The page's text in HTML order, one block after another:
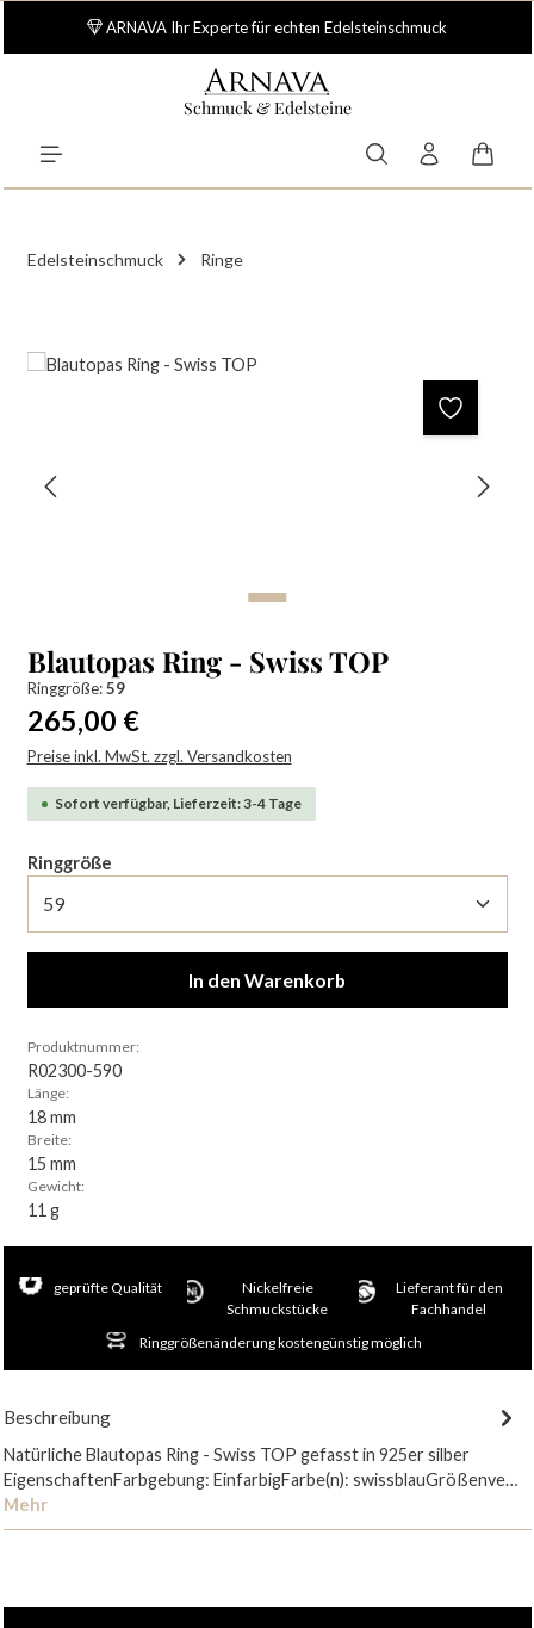
Zum Hauptinhalt springen
ARNAVA Ihr Experte für echten Edelsteinschmuck
Schmuck & Edelsteine
Edelsteinschmuck Ringe
Bildergalerie überspringen
Blautopas Ring - Swiss TOP
Ringgröße:59
Regulärer Preis:
265,00 €
Preise inkl. MwSt. zzgl. Versandkosten
Sofort verfügbar, Lieferzeit: 3-4 Tage
Ringgrößeauswählen
In den Warenkorb
Produktnummer:
R02300-590
Länge:
18 mm
Breite:
15 mm
Gewicht:
11 g
geprüfte Qualität
Nickelfreie
Schmuckstücke
Lieferant für den
Fachhandel
Ringgrößenänderung kostengünstig möglich
Beschreibung
Natürliche Blautopas Ring - Swiss TOP gefasst in 925er silber
EigenschaftenFarbgebung: EinfarbigFarbe(n): swissblauGrößenve…
Mehr